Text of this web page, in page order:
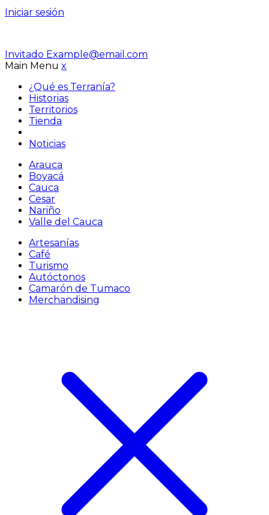
Iniciar sesión
Invitado Example@email.com
Main Menu x
¿Qué es Terranía?
Historias
Territorios
Tienda
Noticias
Arauca
Boyacá
Cauca
Cesar
Nariño
Valle del Cauca
Artesanías
Café
Turismo
Autóctonos
Camarón de Tumaco
Merchandising